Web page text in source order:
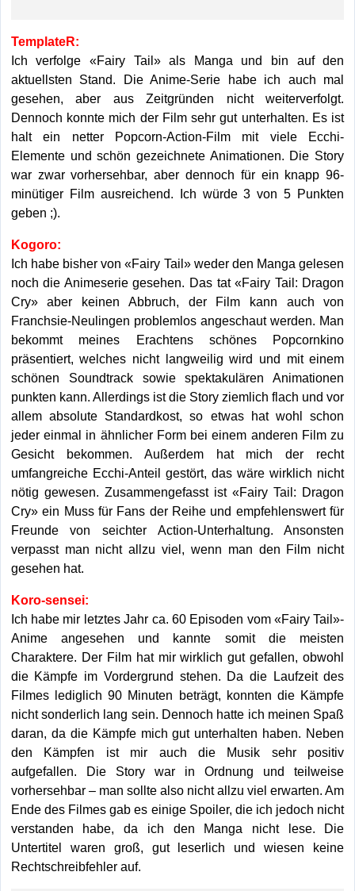
TemplateR:
Ich verfolge «Fairy Tail» als Manga und bin auf den
aktuellsten Stand. Die Anime-Serie habe ich auch mal
gesehen, aber aus Zeitgründen nicht weiterverfolgt.
Dennoch konnte mich der Film sehr gut unterhalten. Es ist
halt ein netter Popcorn-Action-Film mit viele Ecchi-
Elemente und schön gezeichnete Animationen. Die Story
war zwar vorhersehbar, aber dennoch für ein knapp 96-
minütiger Film ausreichend. Ich würde 3 von 5 Punkten
geben ;).
Kogoro:
Ich habe bisher von «Fairy Tail» weder den Manga gelesen
noch die Animeserie gesehen. Das tat «Fairy Tail: Dragon
Cry» aber keinen Abbruch, der Film kann auch von
Franchsie-Neulingen problemlos angeschaut werden. Man
bekommt meines Erachtens schönes Popcornkino
präsentiert, welches nicht langweilig wird und mit einem
schönen Soundtrack sowie spektakulären Animationen
punkten kann. Allerdings ist die Story ziemlich flach und vor
allem absolute Standardkost, so etwas hat wohl schon
jeder einmal in ähnlicher Form bei einem anderen Film zu
Gesicht bekommen. Außerdem hat mich der recht
umfangreiche Ecchi-Anteil gestört, das wäre wirklich nicht
nötig gewesen. Zusammengefasst ist «Fairy Tail: Dragon
Cry» ein Muss für Fans der Reihe und empfehlenswert für
Freunde von seichter Action-Unterhaltung. Ansonsten
verpasst man nicht allzu viel, wenn man den Film nicht
gesehen hat.
Koro-sensei:
Ich habe mir letztes Jahr ca. 60 Episoden vom «Fairy Tail»-
Anime angesehen und kannte somit die meisten
Charaktere. Der Film hat mir wirklich gut gefallen, obwohl
die Kämpfe im Vordergrund stehen. Da die Laufzeit des
Filmes lediglich 90 Minuten beträgt, konnten die Kämpfe
nicht sonderlich lang sein. Dennoch hatte ich meinen Spaß
daran, da die Kämpfe mich gut unterhalten haben. Neben
den Kämpfen ist mir auch die Musik sehr positiv
aufgefallen. Die Story war in Ordnung und teilweise
vorhersehbar – man sollte also nicht allzu viel erwarten. Am
Ende des Filmes gab es einige Spoiler, die ich jedoch nicht
verstanden habe, da ich den Manga nicht lese. Die
Untertitel waren groß, gut leserlich und wiesen keine
Rechtschreibfehler auf.